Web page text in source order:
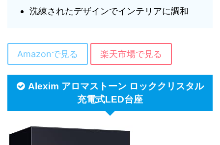
洗練されたデザインでインテリアに調和
Amazonで見る 楽天市場で見る
Alexim アロマストーン ロッククリスタル
充電式LED台座